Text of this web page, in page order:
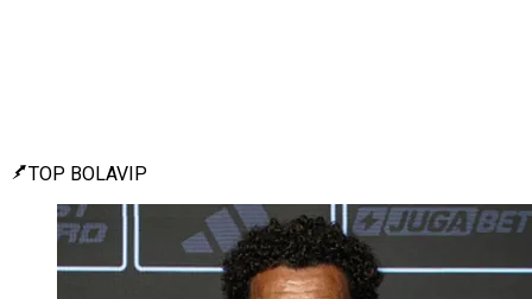
TOP BOLAVIP